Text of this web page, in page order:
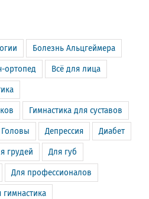
Болезнь Альцгеймера
ортопед Всё для лица
Гимнастика для суставов
Головы Депрессия Диабет
грудей Для губ
Для профессионалов
гимнастика